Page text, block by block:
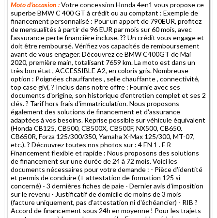
Moto d'occasion :Votre concession Honda 4en1 vous propose ce
superbe BMW C 400 GT à crédit ou au comptant : Exemple de
financement personnalisé : Pour un apport de 790EUR, profitez
de mensualités à partir de 96 EUR par mois sur 60 mois, avec
l'assurance perte financière incluse. ?? Un crédit vous engage et
doit être remboursé. Vérifiez vos capacités de remboursement
avant de vous engager. Découvrez ce BMW C400GT de Mai
2020, première main, totalisant 7659 km. La moto est dans un
très bon état , ACCESSIBLE A2, en coloris gris. Nombreuse
option : Poignées chauffantes , selle chauffante , connectivité,
top case givi, ? Inclus dans notre offre : Fournie avec ses
documents d'origine, son historique d'entretien complet et ses 2
clés. ? Tarif hors frais d'immatriculation. Nous proposons
également des solutions de financement et d'assurance
adaptées à vos besoins. Reprise possible sur véhicule équivalent
(Honda CB125, CB500, CB500X, CB500F, NX500, CB650,
CB650R, Forza 125/300/350, Yamaha X-Max 125/300, MT-07,
etc.). ? Découvrez toutes nos photos sur : 4 EN 1 . F R
Financement flexible et rapide : Nous proposons des solutions
de financement sur une durée de 24 à 72 mois. Voici les
documents nécessaires pour votre demande : - Pièce d'identité
et permis de conduire (+ attestation de formation 125 si
concerné) - 3 dernières fiches de paie - Dernier avis d'imposition
sur le revenu - Justificatif de domicile de moins de 3 mois
(facture uniquement, pas d'attestation ni d'échéancier) - RIB ?
Accord de financement sous 24h en moyenne ! Pour les trajets